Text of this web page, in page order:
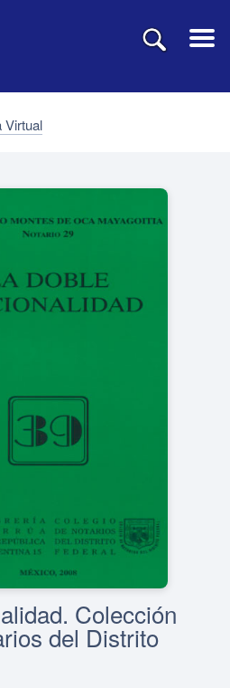
Virtual
Colección
del Distrito